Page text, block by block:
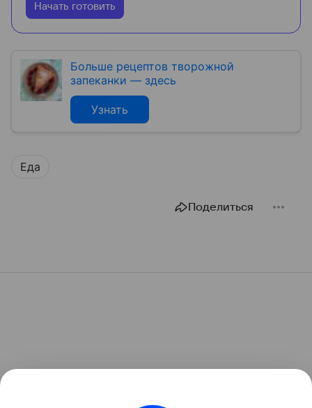
Начать готовить
Больше рецептов творожной
запеканки — здесь
Узнать
Еда
Поделиться